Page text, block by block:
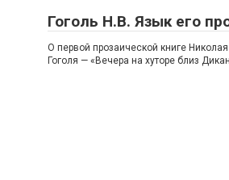
Гоголь Н.В. Язык его
О первой прозаической книге
Гоголя — «Вечера на хуторе близ